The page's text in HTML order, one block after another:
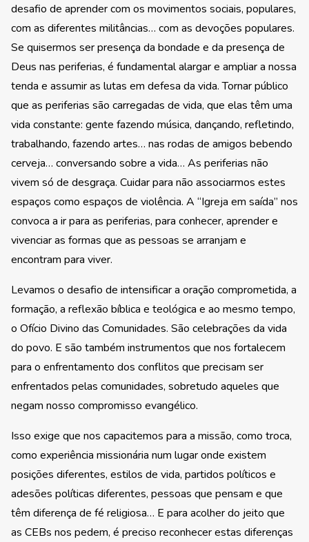
desafio de aprender com os movimentos sociais, populares,
com as diferentes militâncias… com as devoções populares.
Se quisermos ser presença da bondade e da presença de
Deus nas periferias, é fundamental alargar e ampliar a nossa
tenda e assumir as lutas em defesa da vida. Tornar público
que as periferias são carregadas de vida, que elas têm uma
vida constante: gente fazendo música, dançando, refletindo,
trabalhando, fazendo artes… nas rodas de amigos bebendo
cerveja… conversando sobre a vida… As periferias não
vivem só de desgraça. Cuidar para não associarmos estes
espaços como espaços de violência. A “Igreja em saída” nos
convoca a ir para as periferias, para conhecer, aprender e
vivenciar as formas que as pessoas se arranjam e
encontram para viver.
Levamos o desafio de intensificar a oração comprometida, a
formação, a reflexão bíblica e teológica e ao mesmo tempo,
o Ofício Divino das Comunidades. São celebrações da vida
do povo. E são também instrumentos que nos fortalecem
para o enfrentamento dos conflitos que precisam ser
enfrentados pelas comunidades, sobretudo aqueles que
negam nosso compromisso evangélico.
Isso exige que nos capacitemos para a missão, como troca,
como experiência missionária num lugar onde existem
posições diferentes, estilos de vida, partidos políticos e
adesões políticas diferentes, pessoas que pensam e que
têm diferença de fé religiosa… E para acolher do jeito que
as CEBs nos pedem, é preciso reconhecer estas diferenças